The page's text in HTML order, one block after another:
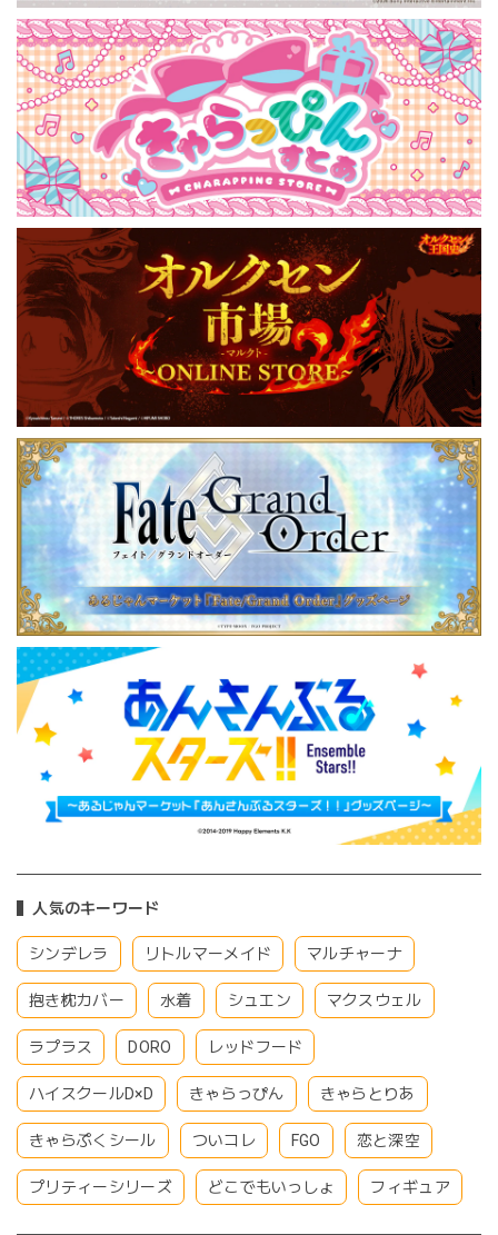
人気のキーワード
シンデレラ リトルマーメイド マルチャーナ
抱き枕カバー 水着 シュエン マクスウェル
ラプラス DORO レッドフード
ハイスクールD×D きゃらっぴん きゃらとりあ
きゃらぷくシール ついコレ FGO 恋と深空
プリティーシリーズ どこでもいっしょ フィギュア